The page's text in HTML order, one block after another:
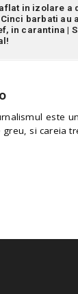
in izolare a
Cinci barbati au
in carantina |
este
si careia